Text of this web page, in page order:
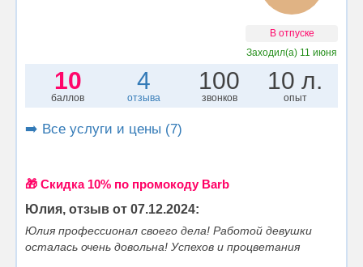
В отпуске
Заходил(а) 11 июня
10
баллов
4
отзыва
100
звонков
10 л.
опыт
➡️ Все услуги и цены (7)
🎁 Cкидка 10% по промокоду Barb
Юлия, отзыв от 07.12.2024:
Юлия профессионал своего дела! Работой девушки
осталась очень довольна! Успехов и процветания